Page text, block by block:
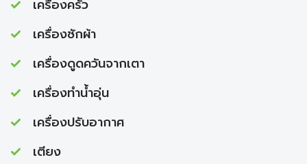
เครื่องครัว
เครื่องซักผ้า
เครื่องดูดควันจากเตา
เครื่องทำนํ้าอุ่น
เครื่องปรับอากาศ
เตียง